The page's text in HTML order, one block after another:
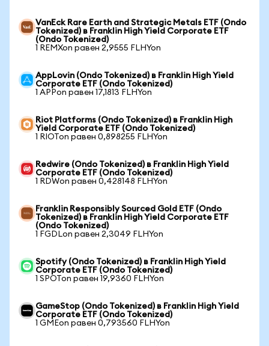
VanEck Rare Earth and Strategic Metals ETF (Ondo
Tokenized) в Franklin High Yield Corporate ETF
(Ondo Tokenized)
1 REMXon равен 2,9555 FLHYon
AppLovin (Ondo Tokenized) в Franklin High Yield
Corporate ETF (Ondo Tokenized)
1 APPon равен 17,1813 FLHYon
Riot Platforms (Ondo Tokenized) в Franklin High
Yield Corporate ETF (Ondo Tokenized)
1 RIOTon равен 0,898255 FLHYon
Redwire (Ondo Tokenized) в Franklin High Yield
Corporate ETF (Ondo Tokenized)
1 RDWon равен 0,428148 FLHYon
Franklin Responsibly Sourced Gold ETF (Ondo
Tokenized) в Franklin High Yield Corporate ETF
(Ondo Tokenized)
1 FGDLon равен 2,3049 FLHYon
Spotify (Ondo Tokenized) в Franklin High Yield
Corporate ETF (Ondo Tokenized)
1 SPOTon равен 19,9360 FLHYon
GameStop (Ondo Tokenized) в Franklin High Yield
Corporate ETF (Ondo Tokenized)
1 GMEon равен 0,793560 FLHYon